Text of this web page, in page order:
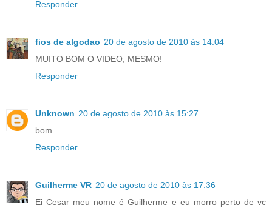
Responder
fios de algodao 20 de agosto de 2010 às 14:04
MUITO BOM O VIDEO, MESMO!
Responder
Unknown 20 de agosto de 2010 às 15:27
bom
Responder
Guilherme VR 20 de agosto de 2010 às 17:36
Ei Cesar meu nome é Guilherme e eu morro perto de vc